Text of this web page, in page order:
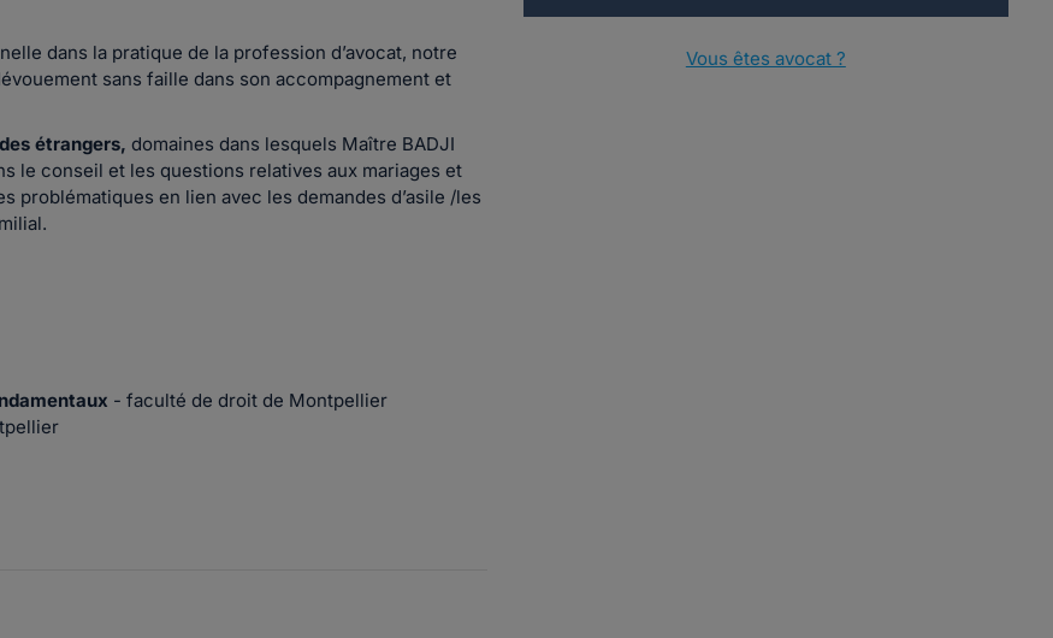
dans la pratique de la profession d’avocat, notre
sans faille dans son accompagnement et
étrangers, domaines dans lesquels Maître BADJI
le conseil et les questions relatives aux mariages et
problématiques en lien avec les demandes d’asile /les
- faculté de droit de Montpellier
Vous êtes avocat ?